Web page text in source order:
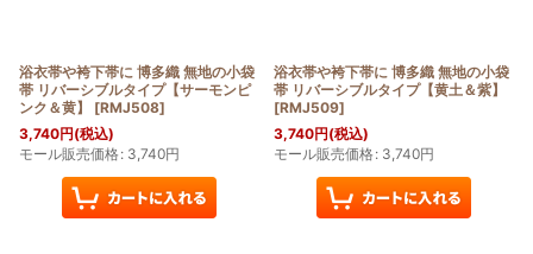
浴衣帯や袴下帯に 博多織 無地の小袋
帯 リバーシブルタイプ【サーモンピ
ンク＆黄】
[RMJ508]
3,740円(税込)
モール販売価格: 3,740円
浴衣帯や袴下帯に 博多織 無地の小袋
帯 リバーシブルタイプ【黄土＆紫】
[RMJ509]
3,740円(税込)
モール販売価格: 3,740円